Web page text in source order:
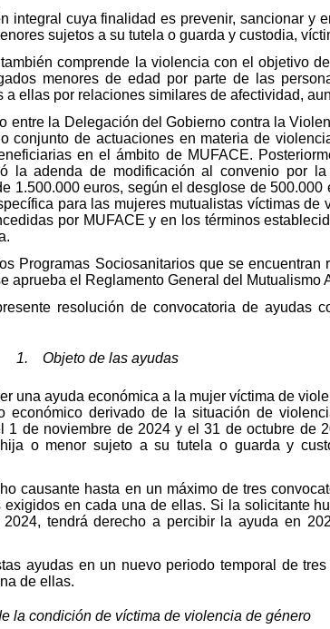
integral cuya finalidad es prevenir, sancionar y
sujetos a su tutela o guarda y custodia,
comprende la violencia con el objetivo
menores de edad por parte de las
ellas por relaciones similares de afectividad,
entre la Delegación del Gobierno contra la
conjunto de actuaciones en materia de
en el ámbito de MUFACE.
la adenda de modificación al convenio por
1.500.000 euros, según el desglose de
para las mujeres mutualistas víctimas de
por MUFACE y en los términos
Programas Sociosanitarios que se encuentran
aprueba el Reglamento General del Mutualismo
resolución de convocatoria de ayudas
1. Objeto de las ayudas
una ayuda económica a la mujer víctima de
económico derivado de la situación de
de noviembre de 2024 y el 31 de octubre de
o menor sujeto a su tutela o guarda y
causante hasta en un máximo de tres
en cada una de ellas. Si la solicitante
tendrá derecho a percibir la ayuda en
ayudas en un nuevo periodo temporal de
de ellas.
la condición de víctima de violencia de género